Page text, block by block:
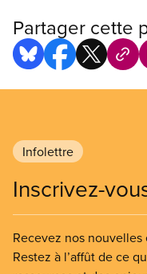
Partager cette
Infolettre
Inscrivez-
Recevez nos
Restez à l’affût de ce